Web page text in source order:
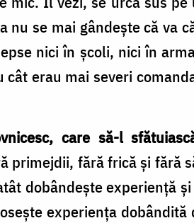
nu se mai gândeşte că va
nici în școli, nici în
erau mai severi
care să-l
primejdii, fără frică şi fără
dobândeşte experienţă
experienţa